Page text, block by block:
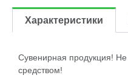
Характеристики
Сувенирная продукция!
средством!